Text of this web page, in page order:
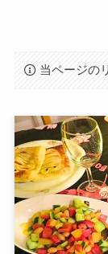
当ページの